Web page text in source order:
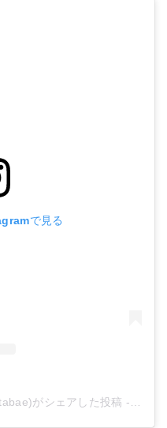
で見る
がシェアした投稿 - 2019